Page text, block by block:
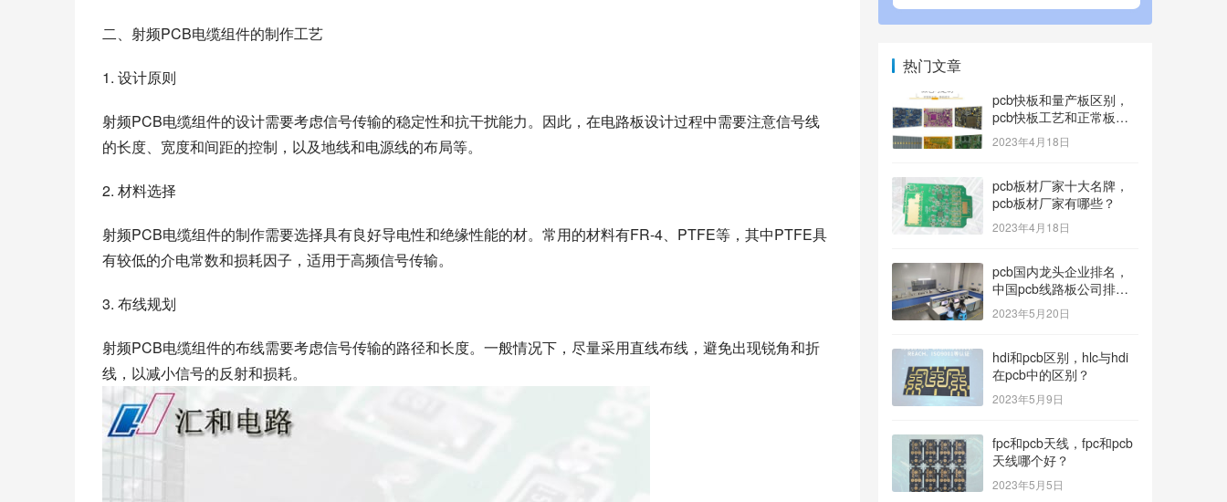
二、射频PCB电缆组件的制作工艺
1. 设计原则
射频PCB电缆组件的设计需要考虑信号传输的稳定性和抗干扰能力。因此，在电路板设计过程中需要注意信号线
的长度、宽度和间距的控制，以及地线和电源线的布局等。
2. 材料选择
射频PCB电缆组件的制作需要选择具有良好导电性和绝缘性能的材。常用的材料有FR-4、PTFE等，其中PTFE具
有较低的介电常数和损耗因子，适用于高频信号传输。
3. 布线规划
射频PCB电缆组件的布线需要考虑信号传输的路径和长度。一般情况下，尽量采用直线布线，避免出现锐角和折
线，以减小信号的反射和损耗。
热门文章
pcb快板和量产板区别，
pcb快板工艺和正常板工
艺？
2023年4月18日
pcb板材厂家十大名牌，
pcb板材厂家有哪些？
2023年4月18日
pcb国内龙头企业排名，
中国pcb线路板公司排名
100内的有哪些？
2023年5月20日
hdi和pcb区别，hlc与hdi
在pcb中的区别？
2023年5月9日
fpc和pcb天线，fpc和pcb
天线哪个好？
2023年5月5日